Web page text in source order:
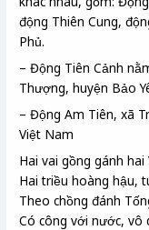
động Thiên Cung,
Phủ.
– Động Tiên Cảnh
Thượng, huyện Bảo
– Động Am Tiên, xã
Việt Nam
Hai vai gồng gánh hai
Hai triều hoàng hậu,
Theo chồng đánh
Có công với nước, vô